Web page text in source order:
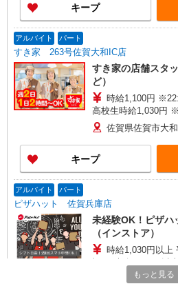
キープ
アルバイト パート
すき家 263号佐賀大和IC店
すき家の店舗スタ
ど）
時給1,100円
高校生時給1,030円
＋150円
佐賀県佐賀市大
キープ
アルバイト パート
ピザハット 佐賀兵庫店
未経験OK！ピザハ
（インストア）
時給1,030円以上
佐賀県佐賀市兵
もっと見る